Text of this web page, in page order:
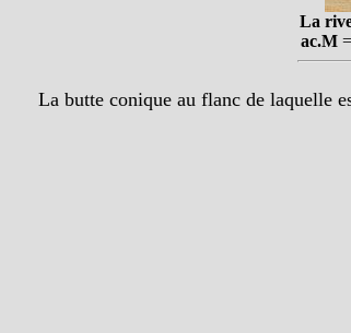
La
ac.M=
La butte conique au flanc de laquelle